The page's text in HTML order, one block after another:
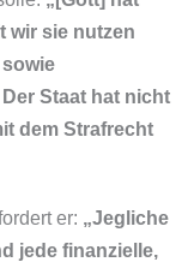
wir sie nutzen
Staat hat nicht
dem Strafrecht
er: „Jegliche
jede finanzielle,